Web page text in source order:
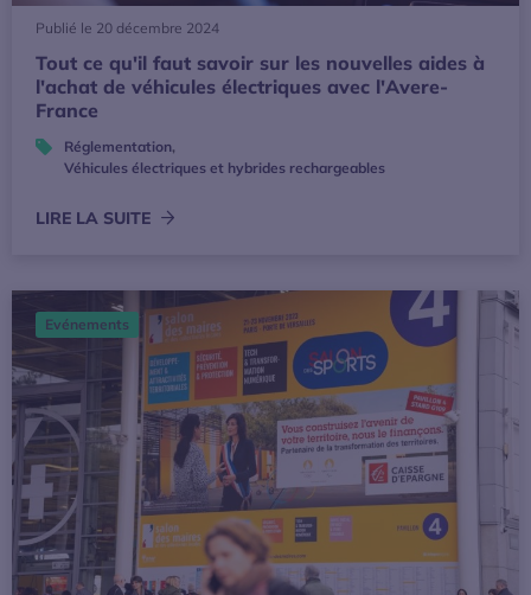
Publié le 20 décembre 2024
Tout ce qu'il faut savoir sur les nouvelles aides à
l'achat de véhicules électriques avec l'Avere-
France
Réglementation,
Véhicules électriques et hybrides rechargeables
LIRE LA SUITE
L’Avere-France au Salon des Maires et des Collectivités
Evénements